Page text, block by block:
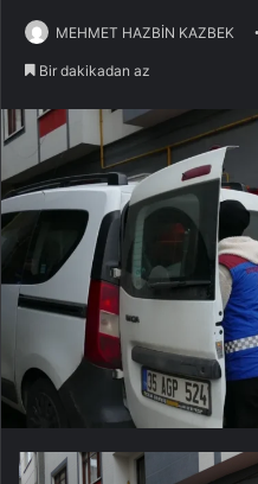
MEHMET HAZBİN KAZBEK
Bir dakikadan az